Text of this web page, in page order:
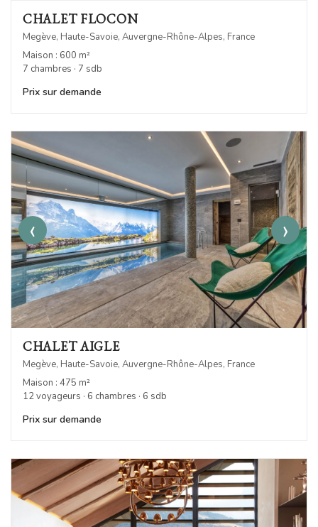
CHALET FLOCON
Megève, Haute-Savoie, Auvergne-Rhône-Alpes, France
Maison : 600 m²
7 chambres · 7 sdb
Prix sur demande
‹ ›
CHALET AIGLE
Megève, Haute-Savoie, Auvergne-Rhône-Alpes, France
Maison : 475 m²
12 voyageurs · 6 chambres · 6 sdb
Prix sur demande